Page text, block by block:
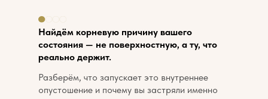
Найдём корневую причину вашего
состояния — не поверхностную, а ту, что
реально держит.
Разберём, что запускает это внутреннее
опустошение и почему вы застряли именно